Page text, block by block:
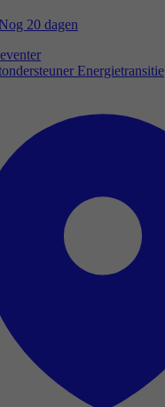
Nog 20 dagen
Energietransitie